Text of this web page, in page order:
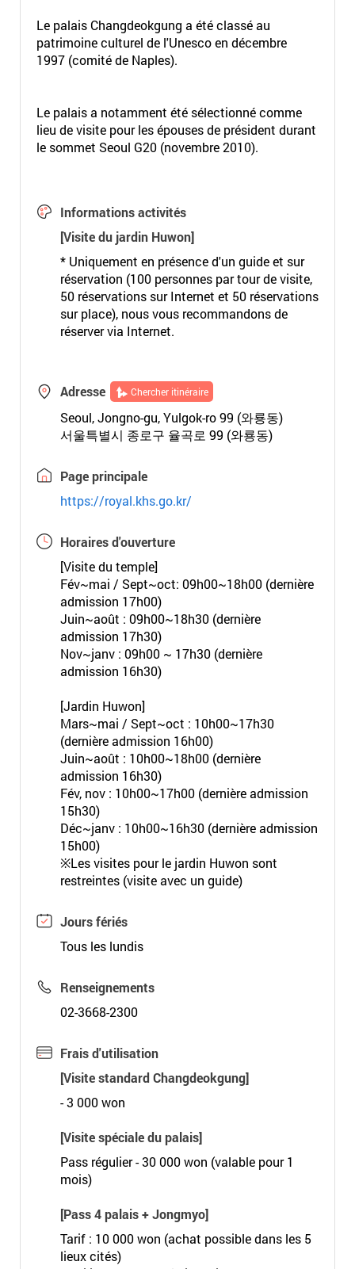
Le palais Changdeokgung a été classé au
patrimoine culturel de l'Unesco en décembre
1997 (comité de Naples).
Le palais a notamment été sélectionné comme
lieu de visite pour les épouses de président durant
le sommet Seoul G20 (novembre 2010).
Informations activités
[Visite du jardin Huwon]
* Uniquement en présence d'un guide et sur
réservation (100 personnes par tour de visite,
50 réservations sur Internet et 50 réservations
sur place), nous vous recommandons de
réserver via Internet.
Adresse Chercher itinéraire
Seoul, Jongno-gu, Yulgok-ro 99 (와룡동)
서울특별시 종로구 율곡로 99 (와룡동)
Page principale
https://royal.khs.go.kr/
Horaires d'ouverture
[Visite du temple]
Fév~mai / Sept~oct: 09h00~18h00 (dernière
admission 17h00)
Juin~août : 09h00~18h30 (dernière
admission 17h30)
Nov~janv : 09h00 ~ 17h30 (dernière
admission 16h30)
[Jardin Huwon]
Mars~mai / Sept~oct : 10h00~17h30
(dernière admission 16h00)
Juin~août : 10h00~18h00 (dernière
admission 16h30)
Fév, nov : 10h00~17h00 (dernière admission
15h30)
Déc~janv : 10h00~16h30 (dernière admission
15h00)
※Les visites pour le jardin Huwon sont
restreintes (visite avec un guide)
Jours fériés
Tous les lundis
Renseignements
02-3668-2300
Frais d'utilisation
[Visite standard Changdeokgung]
- 3 000 won
[Visite spéciale du palais]
Pass régulier - 30 000 won (valable pour 1
mois)
[Pass 4 palais + Jongmyo]
Tarif : 10 000 won (achat possible dans les 5
lieux cités)